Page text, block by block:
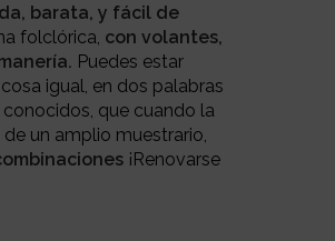
barata, y fácil de
folclórica, con volantes,
Puedes estar
igual, en dos palabras
que cuando la
un amplio muestrario,
¡Renovarse